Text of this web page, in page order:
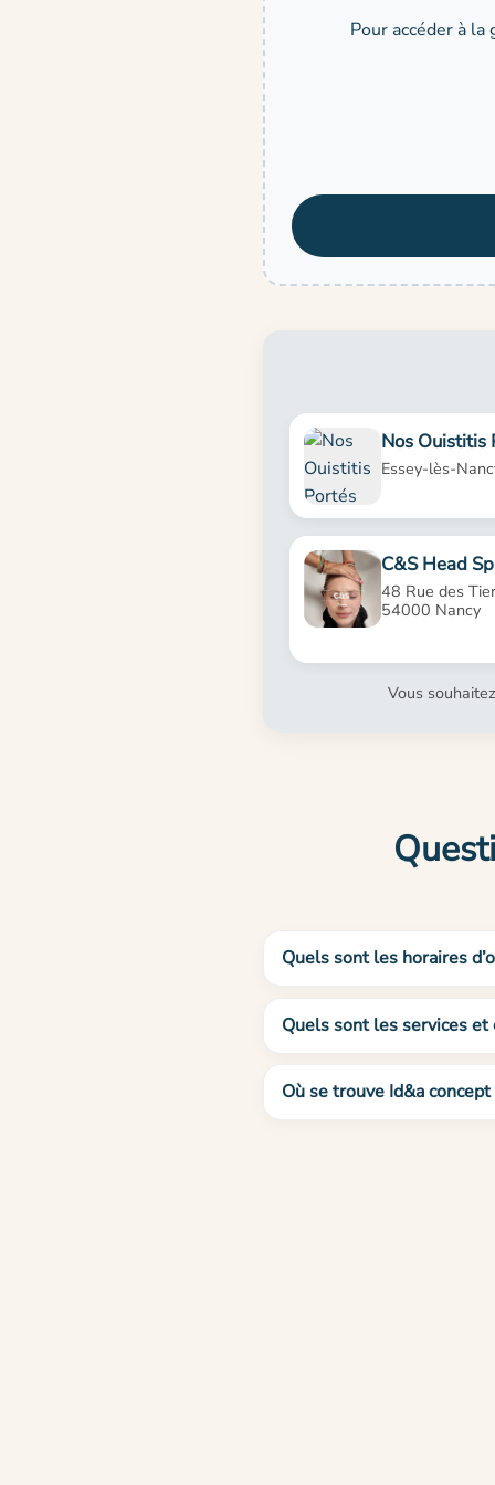
Pour accéder à
Nos Ouistitis
Essey-lès-
C&S Head
48 Rue des
54000 Nancy
Vous
Quels sont les horaires
Quels sont les services et
Où se trouve Id&a